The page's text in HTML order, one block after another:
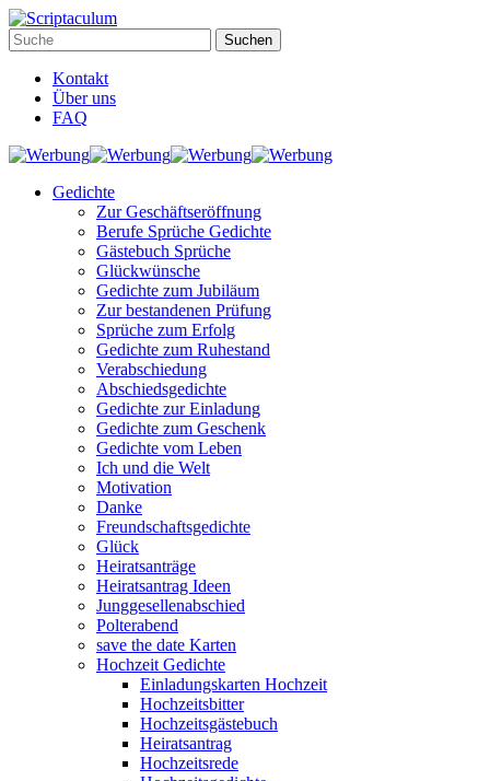
Kontakt
Über uns
FAQ
Gedichte
Zur Geschäftseröffnung
Berufe Sprüche Gedichte
Gästebuch Sprüche
Glückwünsche
Gedichte zum Jubiläum
Zur bestandenen Prüfung
Sprüche zum Erfolg
Gedichte zum Ruhestand
Verabschiedung
Abschiedsgedichte
Gedichte zur Einladung
Gedichte zum Geschenk
Gedichte vom Leben
Ich und die Welt
Motivation
Danke
Freundschaftsgedichte
Glück
Heiratsanträge
Heiratsantrag Ideen
Junggesellenabschied
Polterabend
save the date Karten
Hochzeit Gedichte
Einladungskarten Hochzeit
Hochzeitsbitter
Hochzeitsgästebuch
Heiratsantrag
Hochzeitsrede